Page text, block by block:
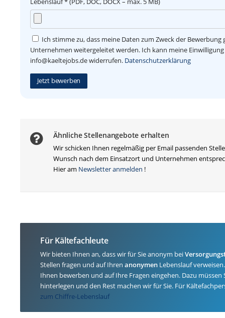
Ich stimme zu, dass meine Daten zum Zweck der Bewerbung
Unternehmen weitergeleitet werden. Ich kann meine
info@kaeltejobs.de widerrufen. Datenschutzerklärung
Jetzt bewerben
Ähnliche Stellenangebote erhalten
Wir schicken Ihnen regelmäßig per Email passenden
Wunsch nach dem Einsatzort und Unternehmen
Hier am Newsletter anmelden !
Für Kältefachleute
Wir bieten Ihnen an, dass wir für Sie anonym bei
Stellen fragen und auf Ihren anonymen Lebenslauf
Ihnen bewerben und auf Ihre Fragen eingehen. Dazu
hinterlegen und den Rest machen wir für Sie. Für
zum Chiffre-Lebenslauf